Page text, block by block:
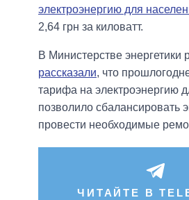
электроэнергию для
2,64 грн за киловатт.
В Министерстве энергетики
рассказали, что
тарифа на электроэнергию
позволило сбалансировать
провести необходимые
ЧИТАЙТЕ В